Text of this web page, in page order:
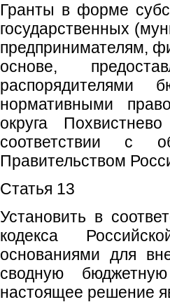
Гранты в форме
государственных
предпринимателям,
основе,
распорядителями
нормативными
округа
соответствии с
Правительством
Статья 13
Установить в
кодекса
основаниями для
сводную
настоящее решение